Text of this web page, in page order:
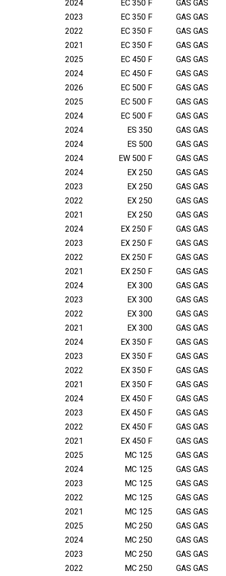
/
H
U
S
A
GAS GAS
EC 350 F
2024
GAS GAS
EC 350 F
2023
GAS GAS
EC 350 F
2022
GAS GAS
EC 350 F
2021
GAS GAS
EC 450 F
2025
GAS GAS
EC 450 F
2024
GAS GAS
EC 500 F
2026
GAS GAS
EC 500 F
2025
GAS GAS
EC 500 F
2024
GAS GAS
ES 350
2024
GAS GAS
ES 500
2024
GAS GAS
EW 500 F
2024
GAS GAS
EX 250
2024
GAS GAS
EX 250
2023
GAS GAS
EX 250
2022
GAS GAS
EX 250
2021
GAS GAS
EX 250 F
2024
GAS GAS
EX 250 F
2023
GAS GAS
EX 250 F
2022
GAS GAS
EX 250 F
2021
GAS GAS
EX 300
2024
GAS GAS
EX 300
2023
GAS GAS
EX 300
2022
GAS GAS
EX 300
2021
GAS GAS
EX 350 F
2024
GAS GAS
EX 350 F
2023
GAS GAS
EX 350 F
2022
GAS GAS
EX 350 F
2021
GAS GAS
EX 450 F
2024
GAS GAS
EX 450 F
2023
GAS GAS
EX 450 F
2022
GAS GAS
EX 450 F
2021
GAS GAS
MC 125
2025
GAS GAS
MC 125
2024
GAS GAS
MC 125
2023
GAS GAS
MC 125
2022
GAS GAS
MC 125
2021
GAS GAS
MC 250
2025
GAS GAS
MC 250
2024
GAS GAS
MC 250
2023
GAS GAS
MC 250
2022